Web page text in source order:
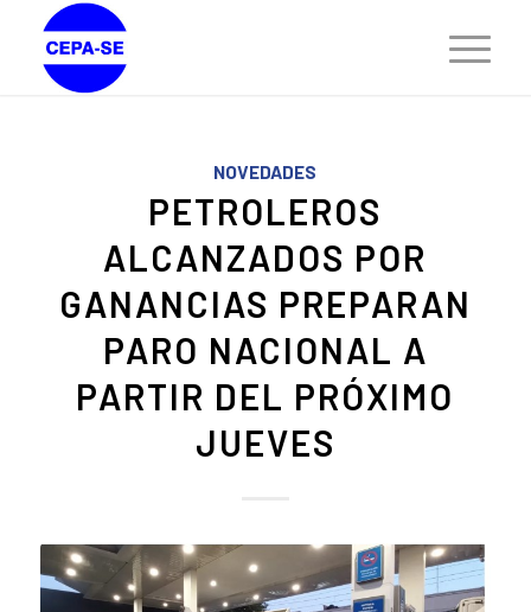
NOVEDADES
PETROLEROS
ALCANZADOS POR
GANANCIAS PREPARAN
PARO NACIONAL A
PARTIR DEL PRÓXIMO
JUEVES